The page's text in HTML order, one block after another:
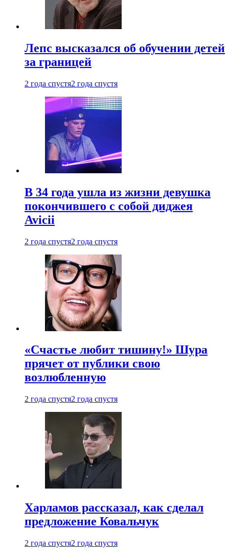
Лепс высказался об обучении детей
за границей
2 года спустя2 года спустя
В 34 года ушла из жизни девушка
покончившего с собой диджея
Avicii
2 года спустя2 года спустя
«Счастье любит тишину!» Шура
прячет от публики свою
возлюбленную
2 года спустя2 года спустя
Харламов рассказал, как сделал
предложение Ковальчук
2 года спустя2 года спустя